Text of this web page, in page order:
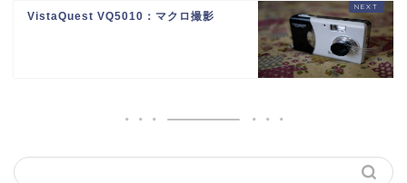
VistaQuest VQ5010：マクロ撮影